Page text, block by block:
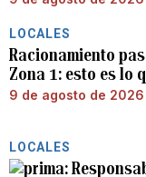
LOCALES
Racionamiento
Zona 1: esto es lo
9 de agosto de 2026
LOCALES